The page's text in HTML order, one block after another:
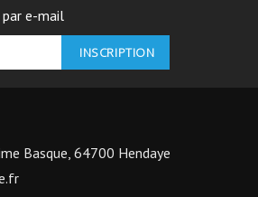
e-mail
Basque, 64700 Hendaye